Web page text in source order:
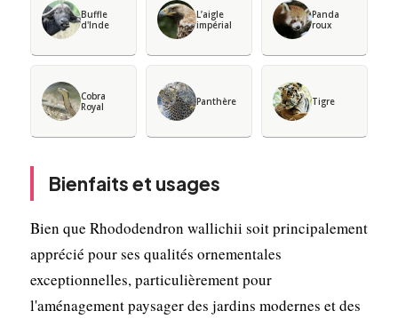
Buffle
d'Inde
L’aigle
impérial
Panda
roux
Cobra
Royal
Panthère Tigre
Bienfaits et usages
Bien que Rhododendron wallichii soit principalement
apprécié pour ses qualités ornementales
exceptionnelles, particulièrement pour
l'aménagement paysager des jardins modernes et des